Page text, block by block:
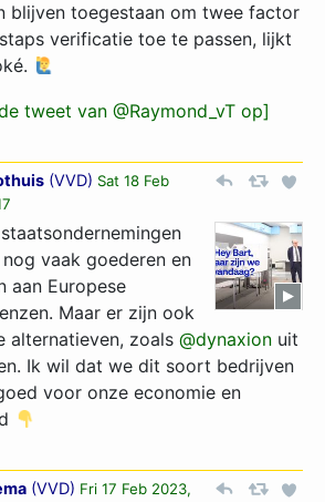
blijven toegestaan om twee factor
verificatie toe te passen, lijkt
tweet van @Raymond_vT op]
(VVD) Sat 18 Feb
nog vaak goederen en
aan Europese
Maar er zijn ook
alternatieven, zoals @dynaxion uit
Ik wil dat we dit soort bedrijven
voor onze economie en
(VVD) Fri 17 Feb 2023,